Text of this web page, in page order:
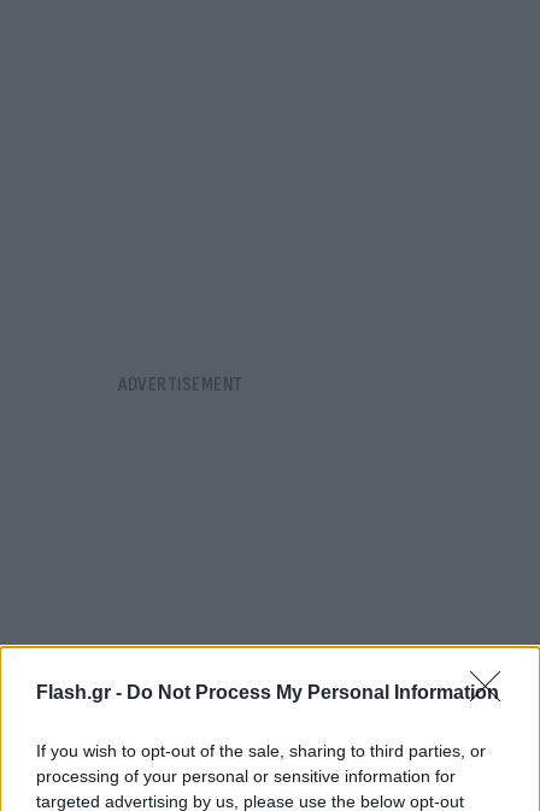
Flash.gr - Do Not Process My Personal Information
If you wish to opt-out of the sale, sharing to third parties, or
processing of your personal or sensitive information for
targeted advertising by us, please use the below opt-out
Άνδρες της Πυροσβεστικής υπηρεσίας Σερρών